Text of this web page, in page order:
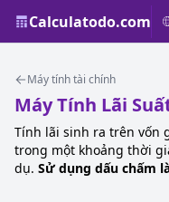
Calculatodo.com
Máy tính tài chính
Máy Tính Lãi
Tính lãi sinh ra trên vốn
trong một khoảng thời
dụ. Sử dụng dấu chấm